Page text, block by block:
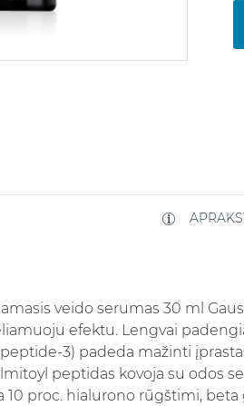
veido serumas 30 ml
efektu. Lengvai
3) padeda mažinti
peptidas kovoja su odos
10 proc. hialurono rūgštimi,